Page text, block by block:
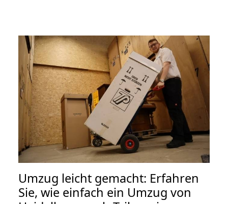
Umzug leicht gemacht: Erfahren
Sie, wie einfach ein Umzug von